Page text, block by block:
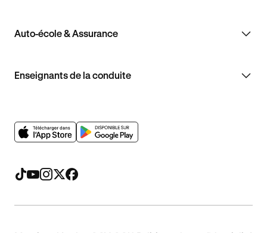
Auto-école & Assurance
Enseignants de la conduite